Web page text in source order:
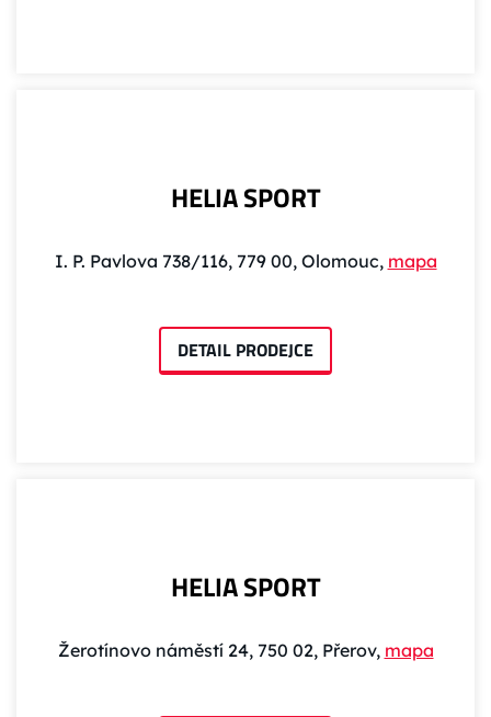
HELIA SPORT
I. P. Pavlova 738/116, 779 00, Olomouc, mapa
DETAIL PRODEJCE
HELIA SPORT
Žerotínovo náměstí 24, 750 02, Přerov, mapa